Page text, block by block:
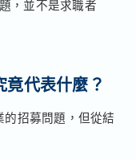
，並不是求職者
竟代表什麼？
的招募問題，但從結